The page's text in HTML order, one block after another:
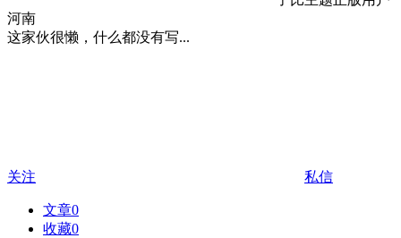
河南
这家伙很懒，什么都没有写...
关注 私信
文章0
收藏0